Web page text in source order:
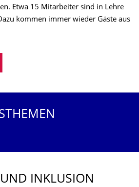
Etwa 15 Mitarbeiter sind in Lehre
kommen immer wieder Gäste aus
INKLUSION